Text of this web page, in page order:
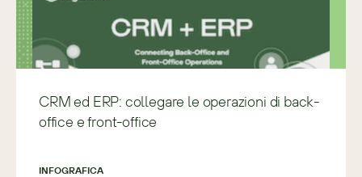
CRM ed ERP: collegare le operazioni di back-
office e front-office
INFOGRAFICA